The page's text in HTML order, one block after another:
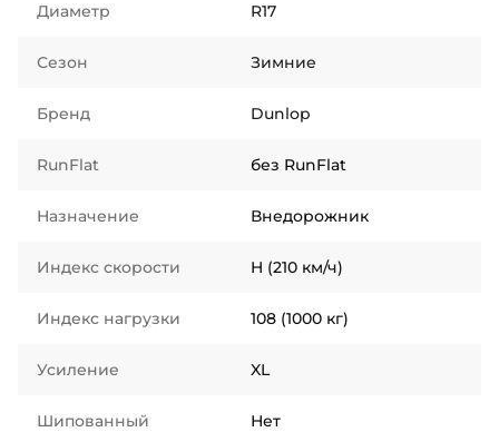
Диаметр R17
Сезон Зимние
Бренд Dunlop
RunFlat без RunFlat
Назначение Внедорожник
Индекс скорости H (210 км/ч)
Индекс нагрузки 108 (1000 кг)
Усиление XL
Шипованный Нет